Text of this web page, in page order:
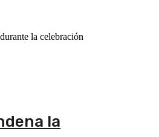
la celebración
la